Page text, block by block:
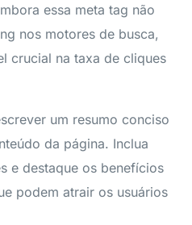
essa meta tag não
nos motores de busca,
crucial na taxa de cliques
um resumo conciso
da página. Inclua
e destaque os benefícios
podem atrair os usuários